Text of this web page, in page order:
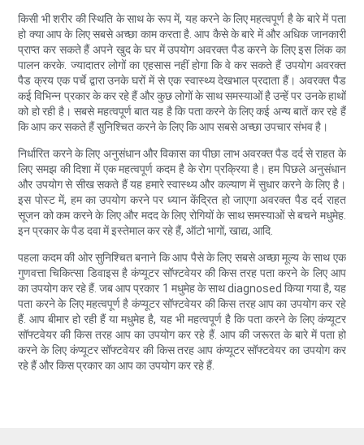
किसी भी शरीर की स्थिति के साथ के रूप में, यह करने के लिए महत्वपूर्ण है के बारे में पता
हो क्या आप के लिए सबसे अच्छा काम करता है. आप कैसे के बारे में और अधिक जानकारी
प्राप्त कर सकते हैं अपने खुद के घर में उपयोग अवरक्त पैड करने के लिए इस लिंक का
पालन करके. ज्यादातर लोगों का एहसास नहीं होगा कि वे कर सकते हैं उपयोग अवरक्त
पैड क्रय एक पर्चे द्वारा उनके घरों में से एक स्वास्थ्य देखभाल प्रदाता हैं। अवरक्त पैड
कई विभिन्न प्रकार के कर रहे हैं और कुछ लोगों के साथ समस्याओं है उन्हें पर उनके हाथों
को हो रही है। सबसे महत्वपूर्ण बात यह है कि पता करने के लिए कई अन्य बातें कर रहे हैं
कि आप कर सकते हैं सुनिश्चित करने के लिए कि आप सबसे अच्छा उपचार संभव है।
निर्धारित करने के लिए अनुसंधान और विकास का पीछा लाभ अवरक्त पैड दर्द से राहत के
लिए समझ की दिशा में एक महत्वपूर्ण कदम है के रोग प्रक्रिया है। हम पिछले अनुसंधान
और उपयोग से सीख सकते हैं यह हमारे स्वास्थ्य और कल्याण में सुधार करने के लिए है।
इस पोस्ट में, हम का उपयोग करने पर ध्यान केंद्रित हो जाएगा अवरक्त पैड दर्द राहत
सूजन को कम करने के लिए और मदद के लिए रोगियों के साथ समस्याओं से बचने मधुमेह.
इन प्रकार के पैड दवा में इस्तेमाल कर रहे हैं, ऑटो भागों, खाद्य, आदि.
पहला कदम की ओर सुनिश्चित बनाने कि आप पैसे के लिए सबसे अच्छा मूल्य के साथ एक
गुणवत्ता चिकित्सा डिवाइस है कंप्यूटर सॉफ्टवेयर की किस तरह पता करने के लिए आप
का उपयोग कर रहे हैं. जब आप प्रकार 1 मधुमेह के साथ diagnosed किया गया है, यह
पता करने के लिए महत्वपूर्ण है कंप्यूटर सॉफ्टवेयर की किस तरह आप का उपयोग कर रहे
हैं. आप बीमार हो रही हैं या मधुमेह है, यह भी महत्वपूर्ण है कि पता करने के लिए कंप्यूटर
सॉफ्टवेयर की किस तरह आप का उपयोग कर रहे हैं. आप की जरूरत के बारे में पता हो
करने के लिए कंप्यूटर सॉफ्टवेयर की किस तरह आप कंप्यूटर सॉफ्टवेयर का उपयोग कर
रहे हैं और किस प्रकार का आप का उपयोग कर रहे हैं.